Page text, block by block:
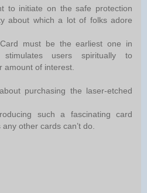
to initiate on the safe protection
about which a lot of folks adore
must be the earliest one in
users spiritually to
amount of interest.
purchasing the laser‑etched
such a fascinating card
other cards can’t do.